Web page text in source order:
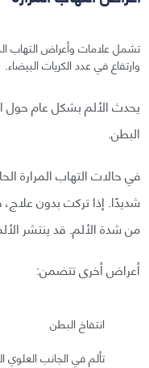
تشمل علامات وأعراض التهاب
وارتفاع في عدد الكريات البيضاء.
يحدث الألم بشكل عام حول
البطن.
في حالات التهاب المرارة
شديدًا. إذا تركت بدون
من شدة الألم. قد ينتشر
أعراض أخرى تتضمن:
انتفاخ البطن
تألم في الجانب العلوي